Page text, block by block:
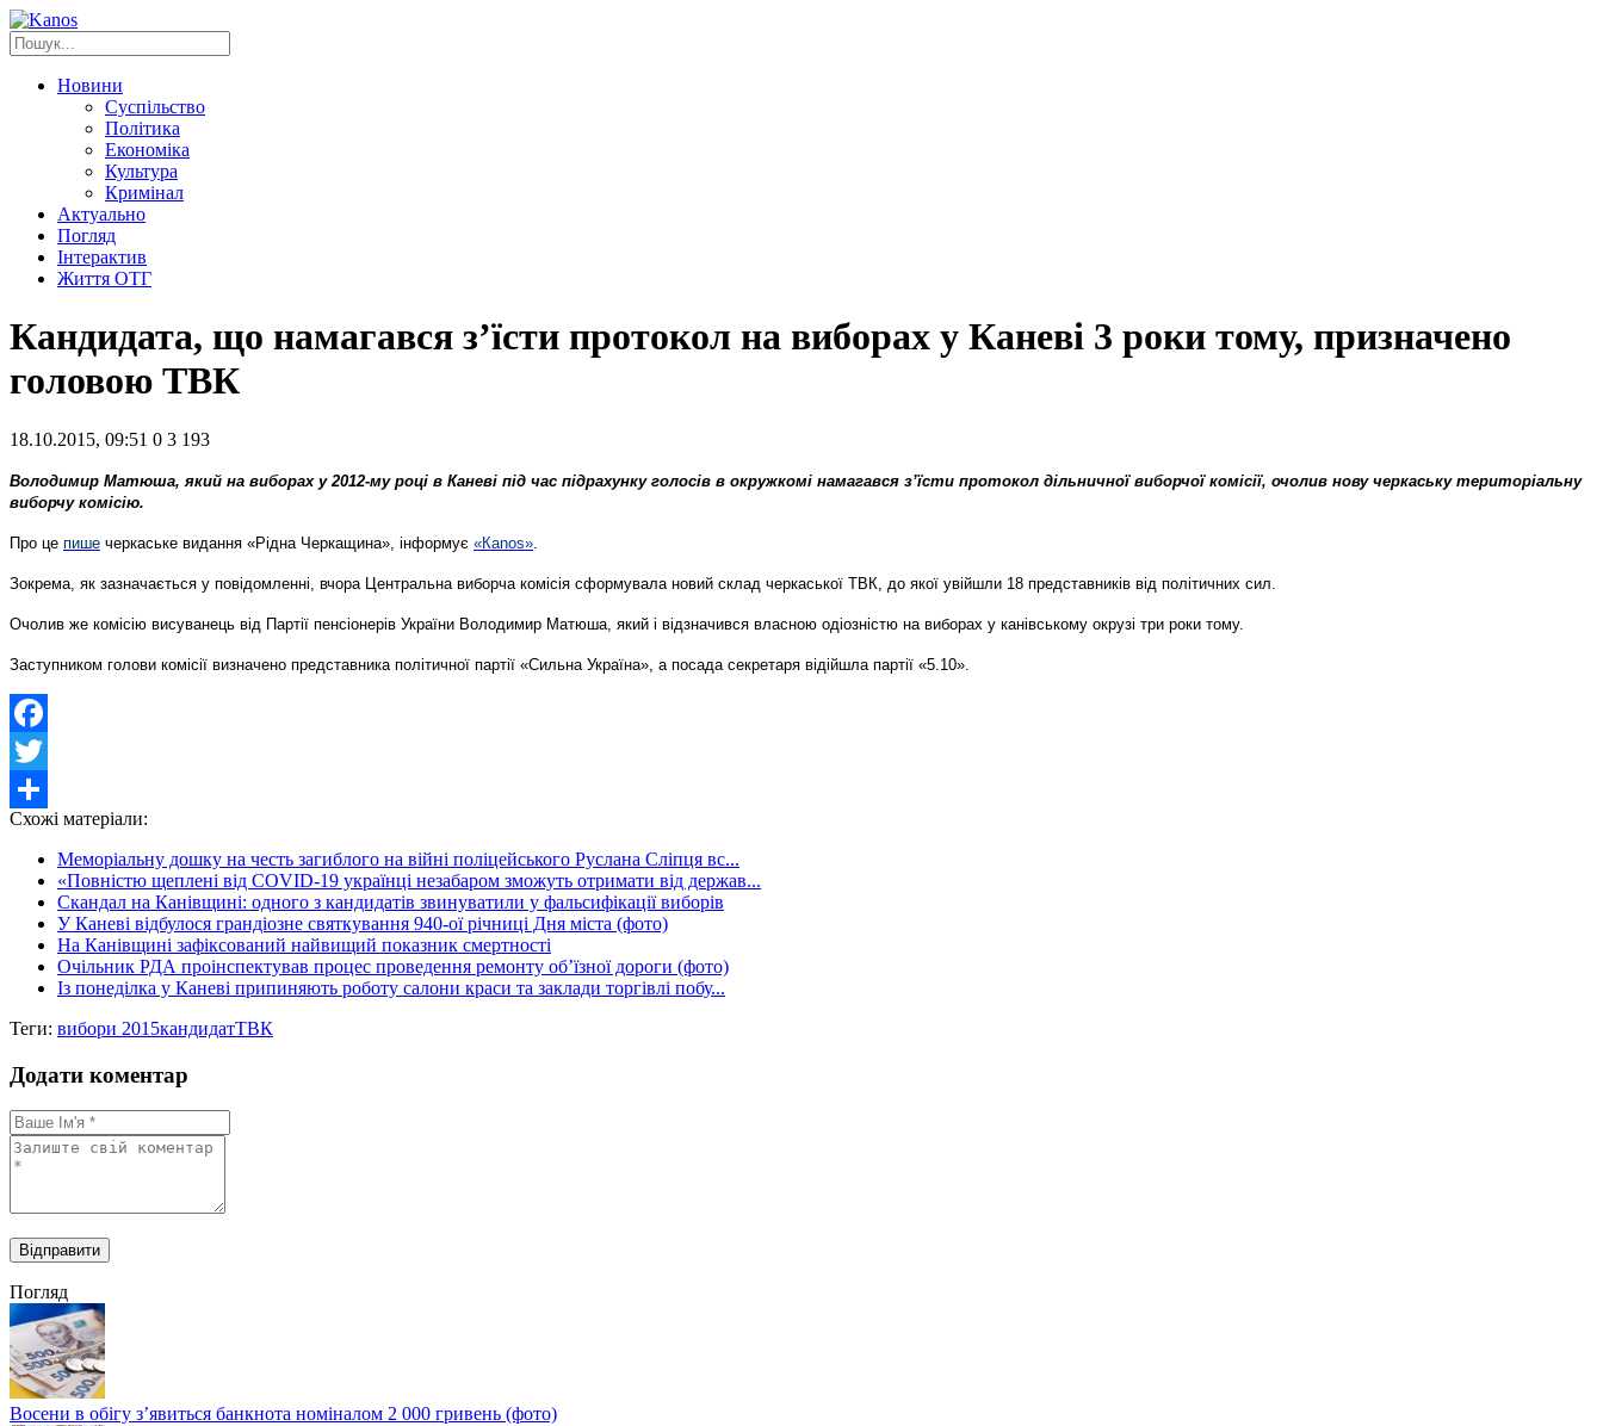
Новини
Суспільство
Політика
Економіка
Культура
Кримінал
Актуально
Погляд
Інтерактив
Життя ОТГ
Кандидата, що намагався з’їсти протокол на виборах у Каневі 3 роки тому, призначено
головою ТВК
18.10.2015, 09:51 0 3 193
Володимир Матюша, який на виборах у 2012-му році в Каневі під час підрахунку голосів в окружкомі намагався з’їсти протокол дільничної виборчої комісії, очолив нову черкаську територіальну
виборчу комісію.
Про це пише черкаське видання «Рідна Черкащина», інформує «Каnоs»
Зокрема, як зазначається у повідомленні, вчора Центральна виборча комісія сформувала новий склад черкаської ТВК, до якої увійшли 18 представників від політичних сил.
Очолив же комісію висуванець від Партії пенсіонерів України Володимир Матюша, який і відзначився власною одіозністю на виборах у канівському окрузі три роки тому.
Заступником голови комісії визначено представника політичної партії «Сильна Україна», а посада секретаря відійшла партії «5.10».
Facebook
Twitter
Share
Схожі матеріали:
Меморіальну дошку на честь загиблого на війні поліцейського Руслана Сліпця вс...
«Повністю щеплені від COVID-19 українці незабаром зможуть отримати від держав...
Скандал на Канівщині: одного з кандидатів звинуватили у фальсифікації виборів
У Каневі відбулося грандіозне святкування 940-ої річниці Дня міста (фото)
На Канівщині зафіксований найвищий показник смертності
Очільник РДА проінспектував процес проведення ремонту об’їзної дороги (фото)
Із понеділка у Каневі припиняють роботу салони краси та заклади торгівлі побу...
Теги: вибори 2015кандидатТВК
Додати коментар
Погляд
Восени в обігу з’явиться банкнота номіналом 2 000 гривень (фото)